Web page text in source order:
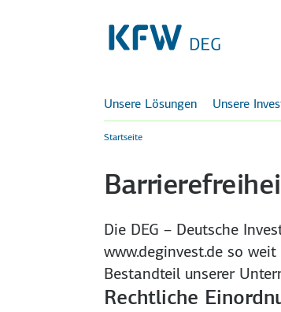
Unsere Lösungen Unsere
Startseite
Die DEG – Deutsche
www.deginvest.de so
Bestandteil unserer
Rechtliche